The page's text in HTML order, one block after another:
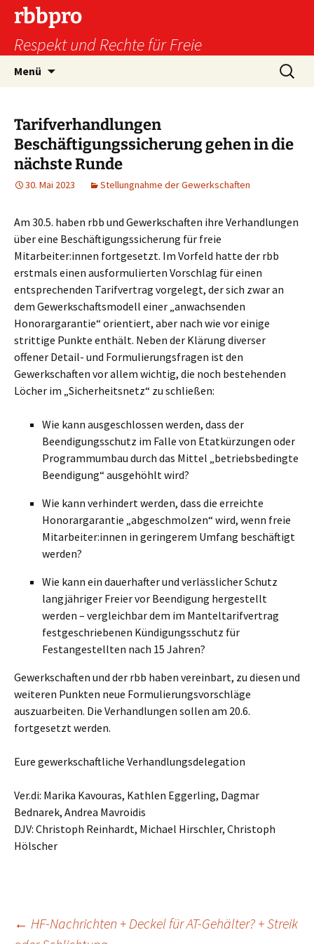
Zum
Inhalt
springen
rbbpro
Respekt und Rechte für Freie
Menü
Suchen
nach:
Tarifverhandlungen
Beschäftigungssicherung gehen in die
nächste Runde
30. Mai 2023 Stellungnahme der Gewerkschaften
Am 30.5. haben rbb und Gewerkschaften ihre Verhandlungen
über eine Beschäftigungssicherung für freie
Mitarbeiter:innen fortgesetzt. Im Vorfeld hatte der rbb
erstmals einen ausformulierten Vorschlag für einen
entsprechenden Tarifvertrag vorgelegt, der sich zwar an
dem Gewerkschaftsmodell einer „anwachsenden
Honorargarantie“ orientiert, aber nach wie vor einige
strittige Punkte enthält. Neben der Klärung diverser
offener Detail- und Formulierungsfragen ist den
Gewerkschaften vor allem wichtig, die noch bestehenden
Löcher im „Sicherheitsnetz“ zu schließen:
Wie kann ausgeschlossen werden, dass der
Beendigungsschutz im Falle von Etatkürzungen oder
Programmumbau durch das Mittel „betriebsbedingte
Beendigung“ ausgehöhlt wird?
Wie kann verhindert werden, dass die erreichte
Honorargarantie „abgeschmolzen“ wird, wenn freie
Mitarbeiter:innen in geringerem Umfang beschäftigt
werden?
Wie kann ein dauerhafter und verlässlicher Schutz
langjähriger Freier vor Beendigung hergestellt
werden – vergleichbar dem im Manteltarifvertrag
festgeschriebenen Kündigungsschutz für
Festangestellten nach 15 Jahren?
Gewerkschaften und der rbb haben vereinbart, zu diesen und
weiteren Punkten neue Formulierungsvorschläge
auszuarbeiten. Die Verhandlungen sollen am 20.6.
fortgesetzt werden.
Eure gewerkschaftliche Verhandlungsdelegation
Ver.di: Marika Kavouras, Kathlen Eggerling, Dagmar
Bednarek, Andrea Mavroidis
DJV: Christoph Reinhardt, Michael Hirschler, Christoph
Hölscher
Beitragsnavigation
← HF-Nachrichten + Deckel für AT-Gehälter? + Streik